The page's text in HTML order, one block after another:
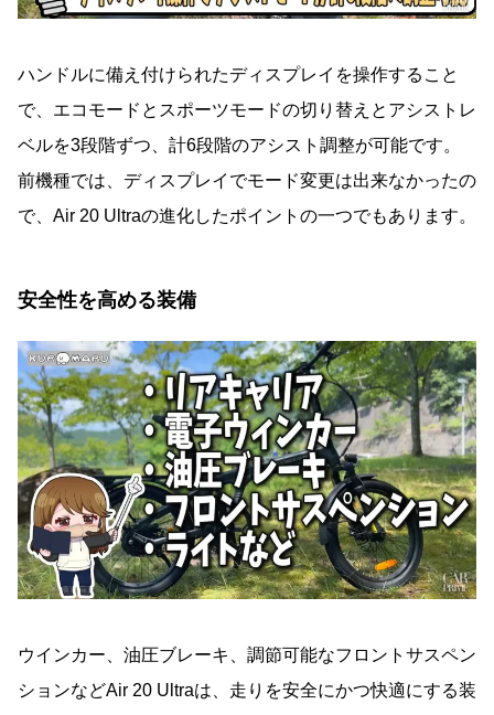
ハンドルに備え付けられたディスプレイを操作すること
で、エコモードとスポーツモードの切り替えとアシストレ
ベルを3段階ずつ、計6段階のアシスト調整が可能です。
前機種では、ディスプレイでモード変更は出来なかったの
で、Air 20 Ultraの進化したポイントの一つでもあります。
安全性を高める装備
ウインカー、油圧ブレーキ、調節可能なフロントサスペン
ションなどAir 20 Ultraは、 走りを安全にかつ快適にする装